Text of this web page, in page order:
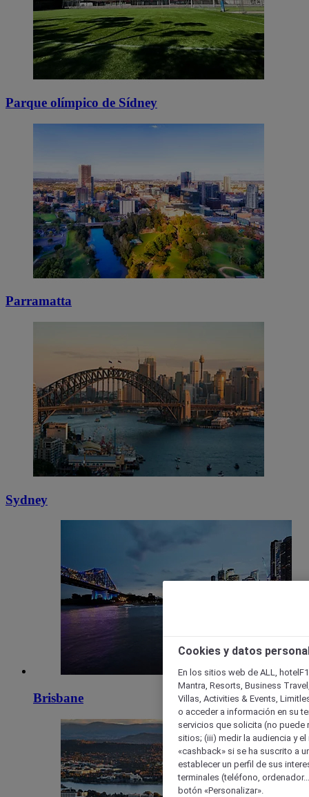
Parque olímpico de Sídney
Parramatta
Sydney
Brisbane
Cookies y datos
En los sitios web de ALL,
Mantra, Resorts, Business
Villas, Activities & Events,
o acceder a información en su
servicios que solicita (no puede
sitios; (iii) medir la audiencia y
«cashback» si se ha suscrito a
establecer un perfil de sus
terminales (teléfono,
botón «Personalizar».